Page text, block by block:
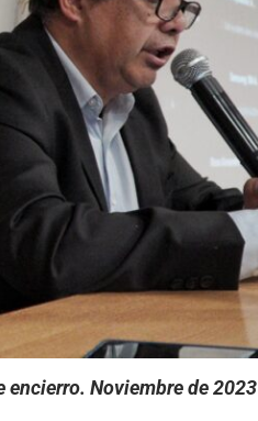
encierro. Noviembre de 2023